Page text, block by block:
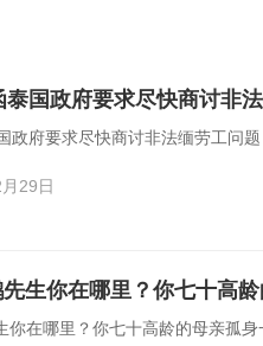
国政府要求尽快商讨非
政府要求尽快商讨非法缅劳工问题
29日
你在哪里？你七十高龄的母亲孤身